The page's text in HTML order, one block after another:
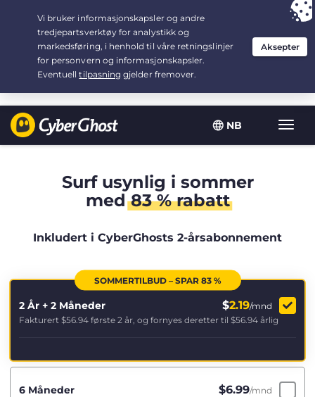
NB
Vis/
Your choice: The Best Dealfor 2.1666666666667-years at $
/month
Surf usynlig i sommer
med83 % rabatt
Inkludert i CyberGhosts 2-årsabonnement
SOMMERTILBUD – SPAR 83 %
2 År + 2 Måneder $2.19/mnd
Fakturert $56.94 første 2 år, og fornyes deretter til $56.94 årlig
6 Måneder $6.99/mnd